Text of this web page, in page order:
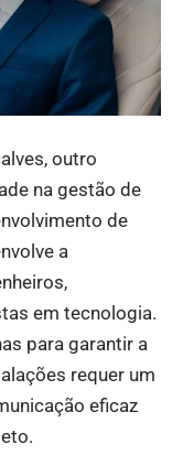
outro
na gestão de
de
a
em tecnologia.
para garantir a
requer um
eficaz